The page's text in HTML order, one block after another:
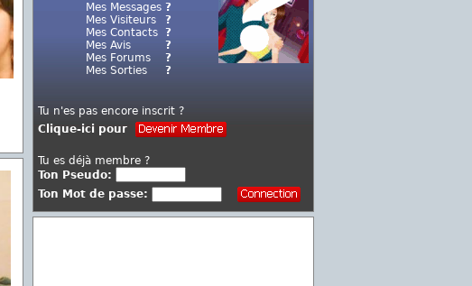
Mes Messages
Mes Visiteurs
Mes Contacts
Mes Avis
Mes Forums
Mes Sorties
?
?
?
?
?
?
Tu n'es pas encore inscrit ?
Clique-ici pour
Tu es déjà membre ?
Ton Pseudo:
Ton Mot de passe: